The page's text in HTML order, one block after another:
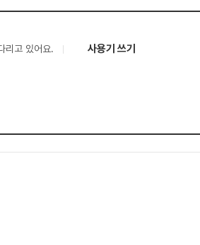
리고 있어요. 사용기 쓰기